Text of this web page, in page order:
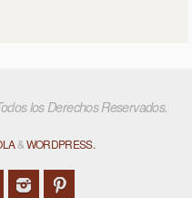
los Derechos Reservados.
&WORDPRESS.